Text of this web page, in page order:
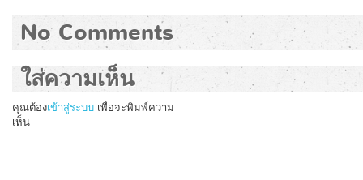
No Comments
ใส่ความเห็น
คุณต้องเข้าสู่ระบบ เพื่อจะพิมพ์ความ
เห็น